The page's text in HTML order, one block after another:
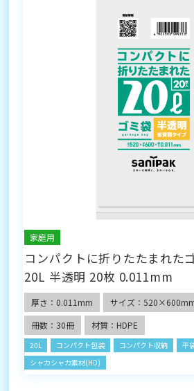
家庭用
コンパクトに折りたたまれた
20L 半透明 20枚 0.011mm
厚さ：0.011mm サイズ：
冊数：30冊
材質：HDPE
20L コンパクト包装 コンパクト収納 平
シャカシャカ素材(HD)